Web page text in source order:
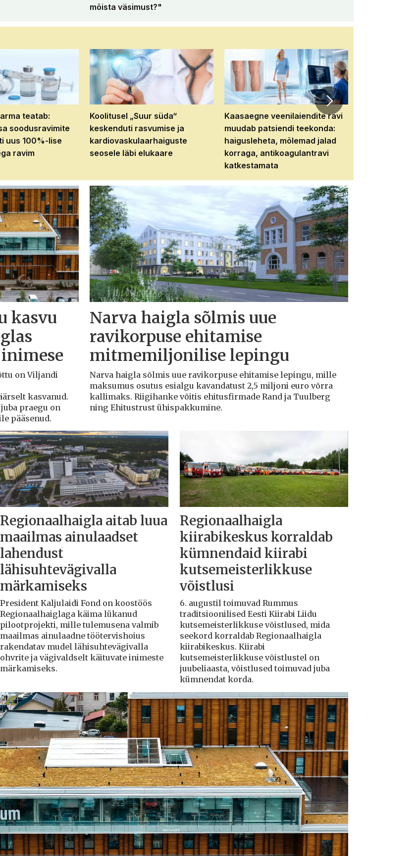
mõista väsimust?"
teatab:
soodusravimite
uus 100%-lise
ravim
Koolitusel „Suur süda“
keskenduti rasvumise ja
kardiovaskulaarhaiguste
seosele läbi elukaare
Kaasaegne veenilaiendite ravi
muudab patsiendi teekonda:
haigusleheta, mõlemad jalad
korraga, antikoagulantravi
katkestamata
kasvu
on Viljandi
kasvanud.
praegu on
pääsenud.
Narva haigla sõlmis uue
ravikorpuse ehitamise
mitmemiljonilise lepingu
Narva haigla sõlmis uue ravikorpuse ehitamise lepingu, mille
maksumus osutus esialgu kavandatust 2,5 miljoni euro võrra
kallimaks. Riigihanke võitis ehitusfirmade Rand ja Tuulberg
ning Ehitustrust ühispakkumine.
Regionaalhaigla aitab luua
maailmas ainulaadset
lahendust
lähisuhtevägivalla
märkamiseks
President Kaljulaidi Fond on koostöös
Regionaalhaiglaga käima lükanud
pilootprojekti, mille tulemusena valmib
maailmas ainulaadne töötervishoius
rakendatav mudel lähisuhtevägivalla
ohvrite ja vägivaldselt käituvate inimeste
märkamiseks.
Regionaalhaigla
kiirabikeskus korraldab
kümnendaid kiirabi
kutsemeisterlikkuse
võistlusi
6. augustil toimuvad Rummus
traditsioonilised Eesti Kiirabi Liidu
kutsemeisterlikkuse võistlused, mida
seekord korraldab Regionaalhaigla
kiirabikeskus. Kiirabi
kutsemeisterlikkuse võistlustel on
juubeliaasta, võistlused toimuvad juba
kümnendat korda.